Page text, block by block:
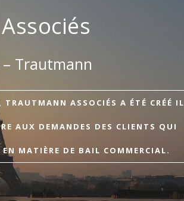
Trautmann
ASSOCIÉS A ÉTÉ CRÉÉ IL
AUX DEMANDES DES CLIENTS QUI
MATIÈRE DE BAIL COMMERCIAL.